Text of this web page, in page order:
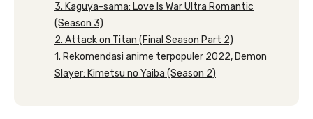
3. Kaguya-sama: Love Is War Ultra Romantic
(Season 3)
2. Attack on Titan (Final Season Part 2)
1. Rekomendasi anime terpopuler 2022, Demon
Slayer: Kimetsu no Yaiba (Season 2)